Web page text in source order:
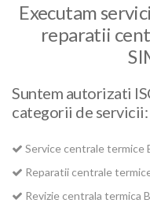
Executam
reparatii
Suntem autorizati
categorii de servicii:
Service centrale termice
Reparatii centrale
Revizie centrala termica